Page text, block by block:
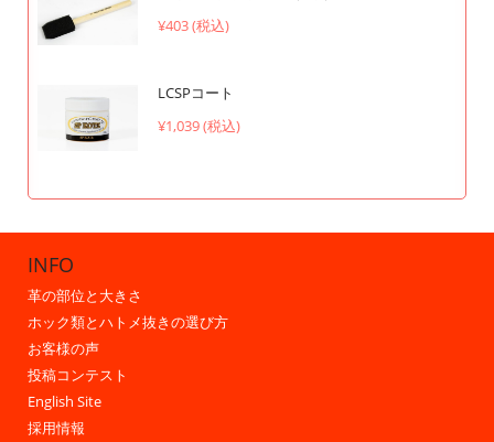
¥403 (税込)
LCSPコート
¥1,039 (税込)
INFO
革の部位と大きさ
ホック類とハトメ抜きの選び方
お客様の声
投稿コンテスト
English Site
採用情報